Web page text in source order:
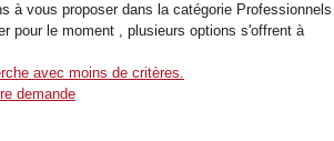
à vous proposer dans la catégorie Professionnels
pour le moment , plusieurs options s'offrent à
avec moins de critères.
demande